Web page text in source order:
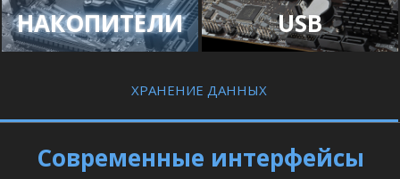
НАКОПИТЕЛИ USB
ХРАНЕНИЕ ДАННЫХ
Современные интерфейсы